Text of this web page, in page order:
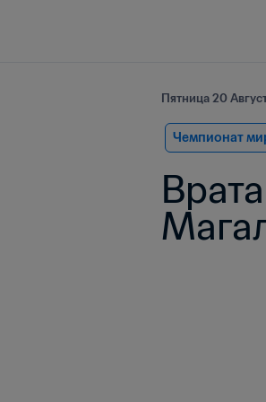
Пятница 20
Чемпионат